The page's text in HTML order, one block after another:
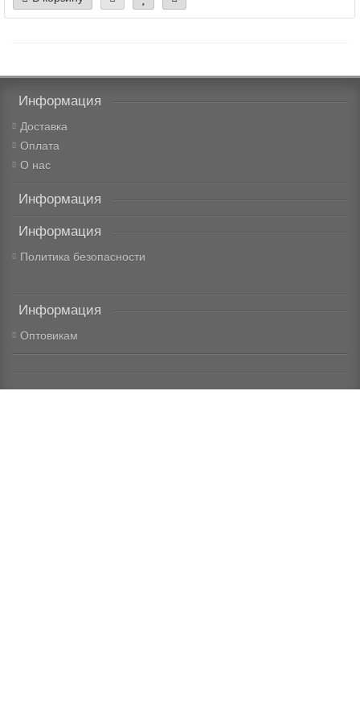
Информация
Доставка
Оплата
О нас
Информация
Информация
Политика безопасности
Информация
Оптовикам